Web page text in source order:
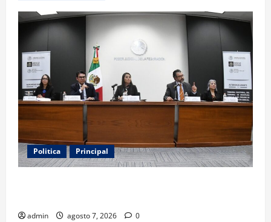
Politica Principal
admin agosto 7, 2026 0